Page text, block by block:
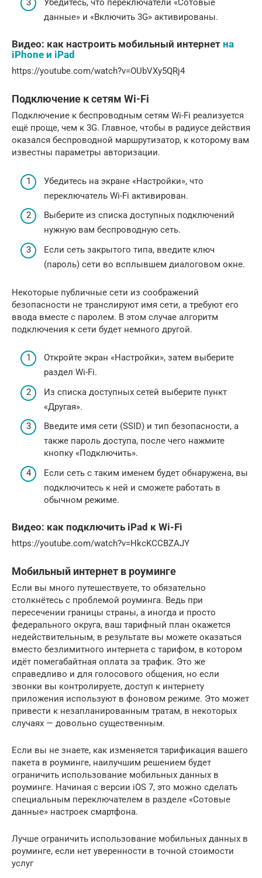
Убедитесь, что переключатели «Сотовые
данные» и «Включить 3G» активированы.
Видео: как настроить мобильный интернет на
iPhone и iPad
https://youtube.com/watch?v=OUbVXy5QRj4
Подключение к сетям Wi-Fi
Подключение к беспроводным сетям Wi-Fi реализуется
ещё проще, чем к 3G. Главное, чтобы в радиусе действия
оказался беспроводной маршрутизатор, к которому вам
известны параметры авторизации.
Убедитесь на экране «Настройки», что
переключатель Wi-Fi активирован.
Выберите из списка доступных подключений
нужную вам беспроводную сеть.
Если сеть закрытого типа, введите ключ
(пароль) сети во всплывшем диалоговом окне.
Некоторые публичные сети из соображений
безопасности не транслируют имя сети, а требуют его
ввода вместе с паролем. В этом случае алгоритм
подключения к сети будет немного другой.
Откройте экран «Настройки», затем выберите
раздел Wi-Fi.
Из списка доступных сетей выберите пункт
«Другая».
Введите имя сети (SSID) и тип безопасности, а
также пароль доступа, после чего нажмите
кнопку «Подключить».
Если сеть с таким именем будет обнаружена, вы
подключитесь к ней и сможете работать в
обычном режиме.
Видео: как подключить iPad к Wi-Fi
https://youtube.com/watch?v=HkcKCCBZAJY
Мобильный интернет в роуминге
Если вы много путешествуете, то обязательно
столкнётесь с проблемой роуминга. Ведь при
пересечении границы страны, а иногда и просто
федерального округа, ваш тарифный план окажется
недействительным, в результате вы можете оказаться
вместо безлимитного интернета с тарифом, в котором
идёт помегабайтная оплата за трафик. Это же
справедливо и для голосового общения, но если
звонки вы контролируете, доступ к интернету
приложения используют в фоновом режиме. Это может
привести к незапланированным тратам, в некоторых
случаях — довольно существенным.
Если вы не знаете, как изменяется тарификация вашего
пакета в роуминге, наилучшим решением будет
ограничить использование мобильных данных в
роуминге. Начиная с версии iOS 7, это можно сделать
специальным переключателем в разделе «Сотовые
данные» настроек смартфона.
Лучше ограничить использование мобильных данных в
роуминге, если нет уверенности в точной стоимости
услуг